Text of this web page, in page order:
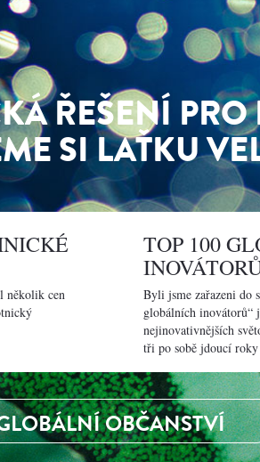
ŘEŠENÍ
SI LAŤKU
několik cen
TOP 100
Byli jsme zařazeni do
globálních inovátorů“
nejinovativnějších
tři po sobě jdoucí
OBČANSTVÍ